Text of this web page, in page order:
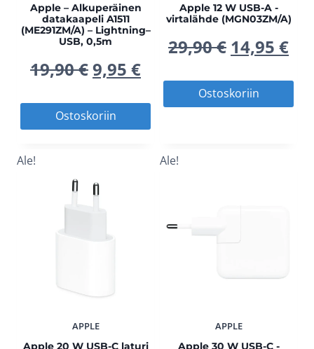
Apple – Alkuperäinen
datakaapeli A1511
(ME291ZM/A) – Lightning–
USB, 0,5m
19,90€Alkuperäinen
hinta
oli:
9,95 €Nykyinen
hinta
on:
9,95 €.
Ostoskoriin
Apple 12 W USB-A -
virtalähde (MGN03ZM/A)
29,90€
hinta
oli:
14,95 €
on:
Ostoskoriin
Ale!
APPLE
Apple 20 W USB-C laturi
Ale!
APPLE
Apple 30 W USB-C -